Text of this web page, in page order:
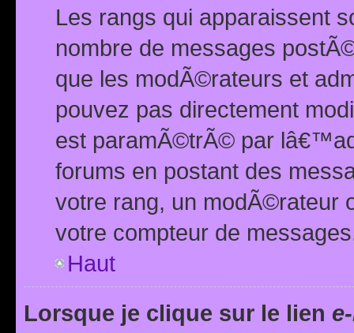
Les rangs qui apparaissent
nombre de messages
que les modÃ©rateurs et
pouvez pas directement
est paramÃ©trÃ© par
forums en postant des
votre rang, un modÃ©rateur
votre compteur de
Haut
Lorsque je clique sur le lien